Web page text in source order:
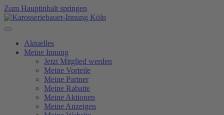
Zum Hauptinhalt springen
Aktuelles
Meine Innung
Jetzt Mitglied werden
Meine Vorteile
Meine Partner
Meine Rabatte
Meine Aktionen
Meine Anzeigen